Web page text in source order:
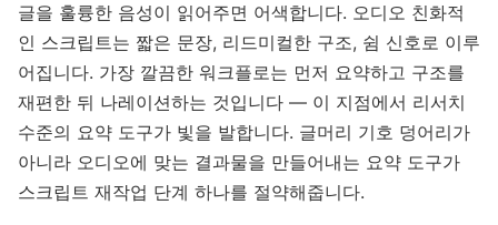
글을 훌륭한 음성이 읽어주면 어색합니다. 오디오 친화적
인 스크립트는 짧은 문장, 리드미컬한 구조, 쉼 신호로 이루
어집니다. 가장 깔끔한 워크플로는 먼저 요약하고 구조를
재편한 뒤 나레이션하는 것입니다 — 이 지점에서 리서치
수준의 요약 도구가 빛을 발합니다. 글머리 기호 덩어리가
아니라 오디오에 맞는 결과물을 만들어내는 요약 도구가
스크립트 재작업 단계 하나를 절약해줍니다.